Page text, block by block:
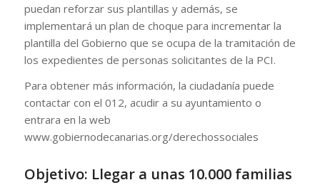
puedan reforzar sus plantillas y además, se
implementará un plan de choque para incrementar la
plantilla del Gobierno que se ocupa de la tramitación de
los expedientes de personas solicitantes de la PCI.
Para obtener más información, la ciudadanía puede
contactar con el 012, acudir a su ayuntamiento o
entrara en la web
www.gobiernodecanarias.org/derechossociales
Objetivo: Llegar a unas 10.000 familias